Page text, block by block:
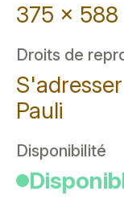
375 x 588
Droits de
Pauli
Disponibilité